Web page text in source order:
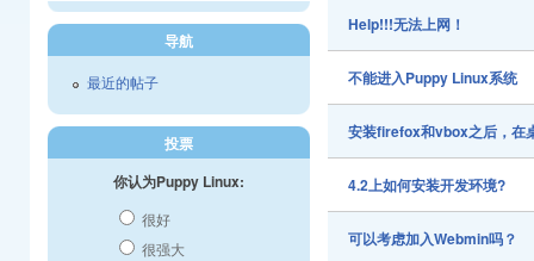
Help!!!无法上网！
不能进入Puppy Linux系统
安装firefox和vbox之后，在
4.2上如何安装开发环境?
可以考虑加入Webmin吗？
导航
最近的帖子
投票
你认为Puppy Linux:
很好
很强大